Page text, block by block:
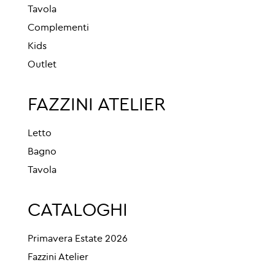
Tavola
Complementi
Kids
Outlet
FAZZINI ATELIER
Letto
Bagno
Tavola
CATALOGHI
Primavera Estate 2026
Fazzini Atelier